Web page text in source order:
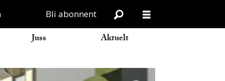
Bli abonnent
Juss Aktuelt